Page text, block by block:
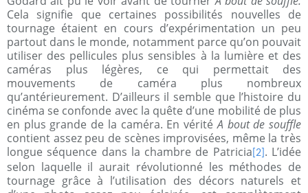
Cela signifie que certaines possibilités nouvelles de
tournage étaient en cours d’expérimentation un peu
partout dans le monde, notamment parce qu’on pouvait
utiliser des pellicules plus sensibles à la lumière et des
caméras plus légères, ce qui permettait des
mouvements de caméra plus nombreux
qu’antérieurement. D’ailleurs il semble que l’histoire du
cinéma se confonde avec la quête d’une mobilité de plus
en plus grande de la caméra. En véritéA bout de souffle
contient assez peu de scènes improvisées, même la très
longue séquence dans la chambre de Patricia [2] . L’idée
selon laquelle il aurait révolutionné les méthodes de
tournage grâce à l’utilisation des décors naturels et